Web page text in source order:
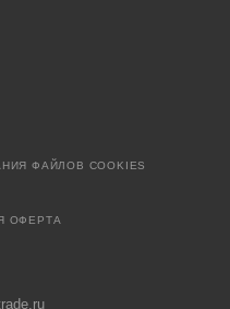
ФАЙЛОВ COOKIES
ОФЕРТА